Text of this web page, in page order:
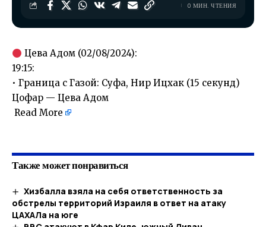
0 МИН. ЧТЕНИЯ
Цева Адом (02/08/2024):
19:15:
• Граница с Газой: Суфа, Нир Ицхак (15 секунд)
Цофар — Цева Адом
Read More
Также может понравиться
Хизбалла взяла на себя ответственность за
обстрелы территорий Израиля в ответ на атаку
ЦАХАЛа на юге